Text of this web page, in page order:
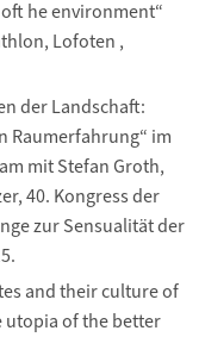
he environment“
Lofoten ,
der Landschaft:
Raumerfahrung“ im
mit Stefan Groth,
40. Kongress der
zur Sensualität der
and their culture of
utopia of the better